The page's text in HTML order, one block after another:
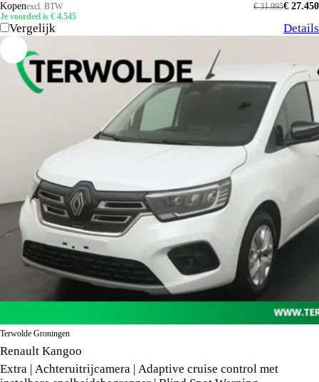
Kopenexcl. BTW € 27.450
€ 31.995
Je voordeel is € 4.545
Vergelijk Details
Terwolde Groningen
Renault Kangoo
Extra | Achteruitrijcamera | Adaptive cruise control met